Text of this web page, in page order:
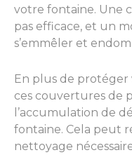
votre fontaine. Une
pas efficace, et un
s’emmêler et
En plus de
ces couvertures de
l’accumulation de
fontaine. Cela peut
nettoyage